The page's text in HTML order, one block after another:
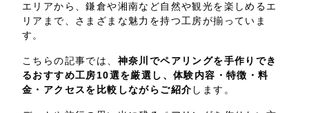
エリアから、鎌倉や湘南など自然や観光を楽しめるエ
リアまで、さまざまな魅力を持つ工房が揃っていま
す。
こちらの記事では、 神奈川でペアリングを手作りでき
るおすすめ工房10選を厳選し、体験内容・特徴・料
金・アクセスを比較しながらご紹介 します。